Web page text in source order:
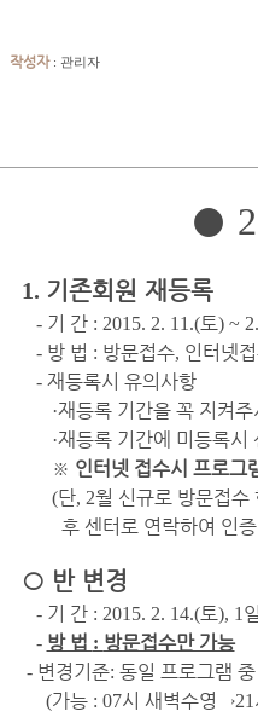
작성자: 관리자
●
1. 기존회원 재등록
- 기 간 : 2015. 2. 11.(토) ~
- 방 법 : 방문접수, 인터넷
- 재등록시 유의사항
·재등록 기간을 꼭 지켜
·재등록 기간에 미등록시
※ 인터넷 접수시 프로그
(단, 2월 신규로 방문접수
후 센터로 연락하여 인증
○ 반 변경
- 기 간 : 2015. 2. 14.(토), 1
- 방 법 : 방문접수만 가능
- 변경기준: 동일 프로그램
(가능 : 07시 새벽수영 →21